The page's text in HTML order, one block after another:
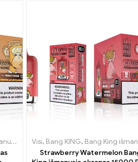
elektroninės cigaretės Nyderlandai
elektroninės cigaretės Liuksemburgas,
Puff , Vienkartinės
Visi, Bang KING, Bang King išmanusis ekranas 15000
Strawberry Watermelon